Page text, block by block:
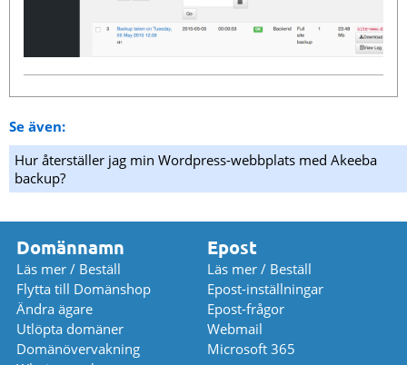
Se även:
Hur återställer jag min Wordpress-webbplats med Akeeba
backup?
Domännamn
Läs mer / Beställ
Flytta till Domänshop
Ändra ägare
Utlöpta domäner
Domänövervakning
Epost
Läs mer / Beställ
Epost-inställningar
Epost-frågor
Webmail
Microsoft 365